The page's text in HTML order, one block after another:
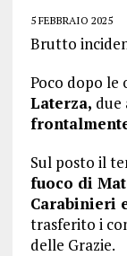
5 FEBBRAIO 2025
Brutto
Poco dopo le
Laterza, due
Sul posto il
fuoco di
Carabinieri
trasferito i
delle Grazie.